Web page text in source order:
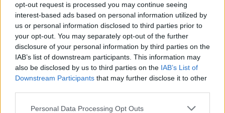
opt-out request is processed you may continue seeing
interest-based ads based on personal information utilized by
us or personal information disclosed to third parties prior to
your opt-out. You may separately opt-out of the further
disclosure of your personal information by third parties on the
IAB’s list of downstream participants. This information may
also be disclosed by us to third parties on the IAB’s List of
Downstream Participants that may further disclose it to other
Please note that this website/app uses one or more Google
Personal Data Processing Opt Outs